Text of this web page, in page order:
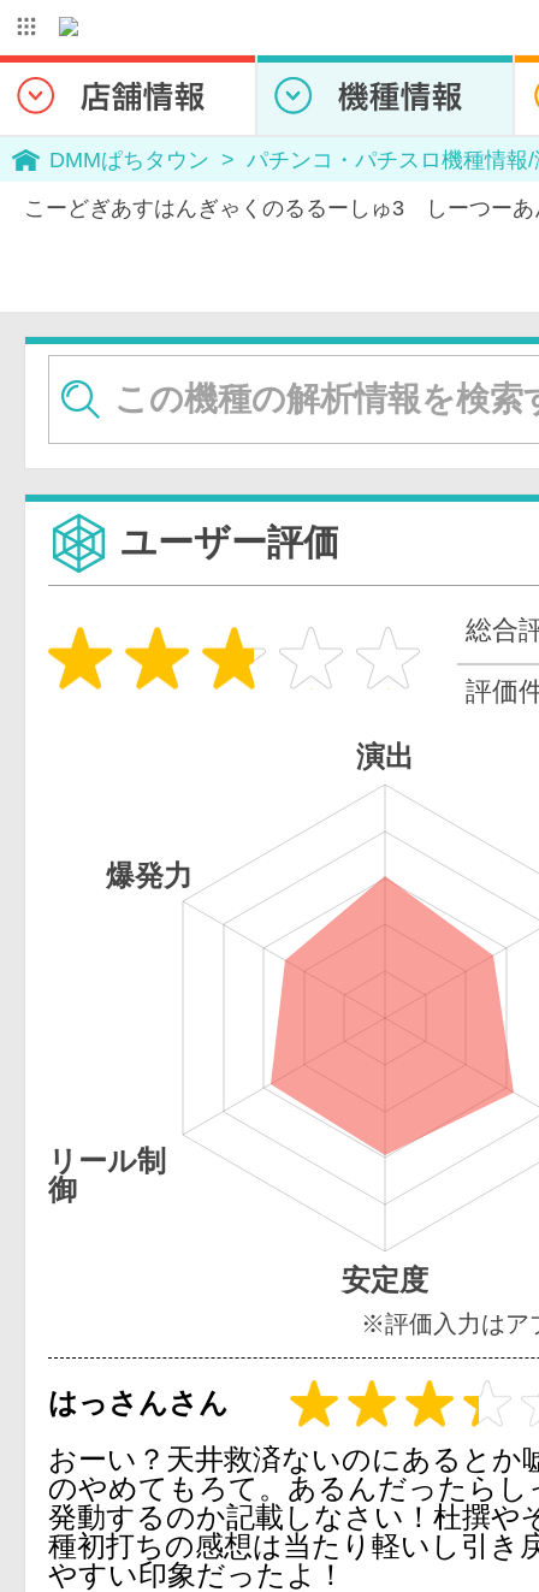
DMMぱちタウン パチンコ・パチスロ機種情報
こーどぎあすはんぎゃくのるるーしゅ3 しーつー
ユーザー評価
総合
評価
演出
安定度
リール制
御
爆発力
※評価入力はア
はっさんさん
おーい？天井救済ないのにあるとか
のやめてもろて。あるんだったらし
発動するのか記載しなさい！杜撰や
種初打ちの感想は当たり軽いし引き
やすい印象だったよ！